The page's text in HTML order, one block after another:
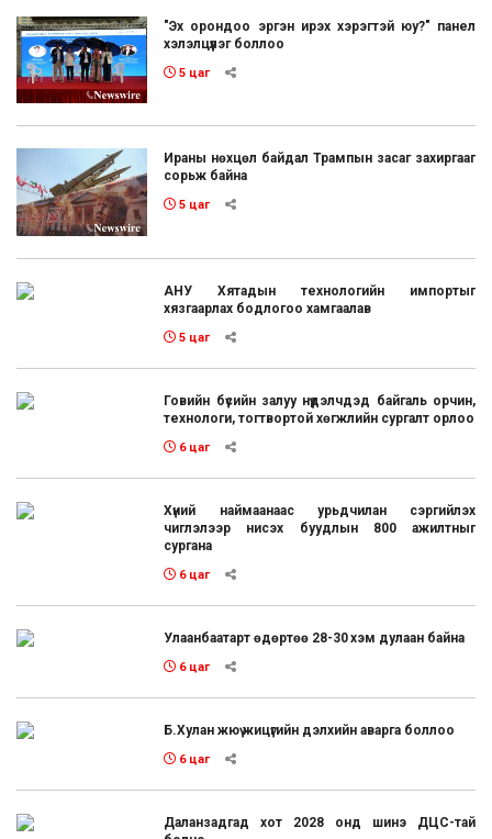
"Эх орондоо эргэн ирэх хэрэгтэй юу?" панел
хэлэлцүүлэг боллоо
5 цаг
Ираны нөхцөл байдал Трампын засаг захиргааг
сорьж байна
5 цаг
АНУ Хятадын технологийн импортыг
хязгаарлах бодлогоо хамгаалав
5 цаг
Говийн бүсийн залуу нүүдэлчдэд байгаль орчин,
технологи, тогтвортой хөгжлийн сургалт орлоо
6 цаг
Хүний наймаанаас урьдчилан сэргийлэх
чиглэлээр нисэх буудлын 800 ажилтныг
сургана
6 цаг
Улаанбаатарт өдөртөө 28-30 хэм дулаан байна
6 цаг
Б.Хулан жюү жицүгийн дэлхийн аварга боллоо
6 цаг
Даланзадгад хот 2028 онд шинэ ДЦС-тай